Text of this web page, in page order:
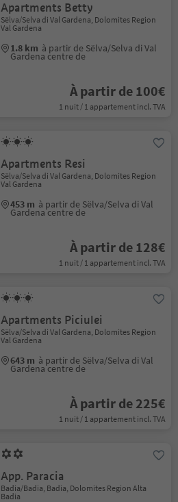
Apartments Betty
Sëlva/Selva di Val Gardena, Dolomites Region
Val Gardena
1.8 km à partir de Sëlva/Selva di Val
Gardena centre de
À partir de 100€
1 nuit / 1 appartement incl. TVA
Apartments Resi
Sëlva/Selva di Val Gardena, Dolomites Region
Val Gardena
453 m à partir de Sëlva/Selva di Val
Gardena centre de
À partir de 128€
1 nuit / 1 appartement incl. TVA
Apartments Piciulei
Sëlva/Selva di Val Gardena, Dolomites Region
Val Gardena
643 m à partir de Sëlva/Selva di Val
Gardena centre de
À partir de 225€
1 nuit / 1 appartement incl. TVA
App. Paracia
Badia/Badia, Badia, Dolomites Region Alta
Badia